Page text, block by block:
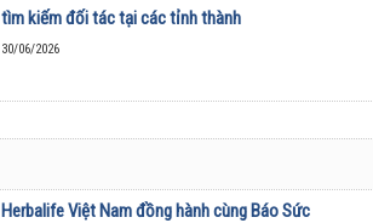
tìm kiếm đối tác tại các tỉnh thành
30/06/2026
Herbalife Việt Nam đồng hành cùng Báo Sức